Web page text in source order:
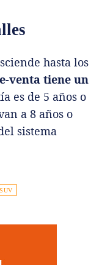
hasta los
venta tiene un
es de 5 años o
a 8 años o
sistema
SUV